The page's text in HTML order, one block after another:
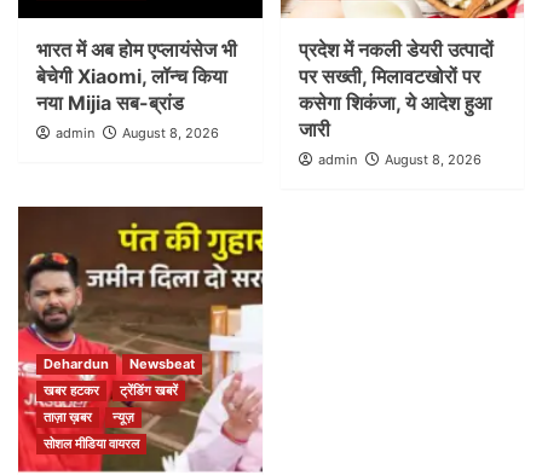
भारत में अब होम एप्लायंसेज भी
बेचेगी Xiaomi, लॉन्च किया
नया Mijia सब-ब्रांड
admin August 8, 2026
प्रदेश में नकली डेयरी उत्पादों
पर सख्ती, मिलावटखोरों पर
कसेगा शिकंजा, ये आदेश हुआ
जारी
admin August 8, 2026
Dehardun
Newsbeat
खबर हटकर
ट्रेंडिंग खबरें
ताज़ा ख़बर
न्यूज़
सोशल मीडिया वायरल